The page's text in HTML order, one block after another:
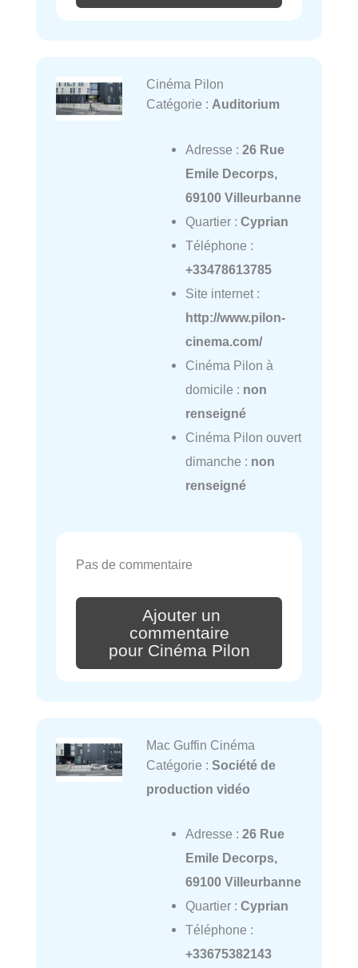
Cinéma Pilon
Catégorie : Auditorium
Adresse : 26 Rue
Emile Decorps,
69100 Villeurbanne
Quartier : Cyprian
Téléphone :
+33478613785
Site internet :
http://www.pilon-
cinema.com/
Cinéma Pilon à
domicile : non
renseigné
Cinéma Pilon ouvert
dimanche : non
renseigné
Pas de commentaire
Ajouter un
commentaire
pour Cinéma Pilon
Mac Guffin Cinéma
Catégorie : Société de
production vidéo
Adresse : 26 Rue
Emile Decorps,
69100 Villeurbanne
Quartier : Cyprian
Téléphone :
+33675382143